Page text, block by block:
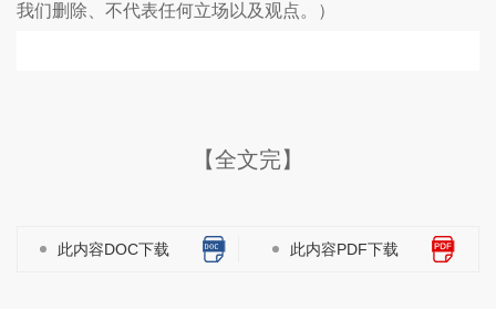
我们删除、不代表任何立场以及观点。）
【全文完】
此内容DOC下载 此内容PDF下载